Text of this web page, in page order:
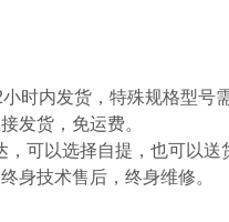
时内发货，特殊规格型号
发货，免运费。
可以选择自提，也可以送
身技术售后，终身维修。